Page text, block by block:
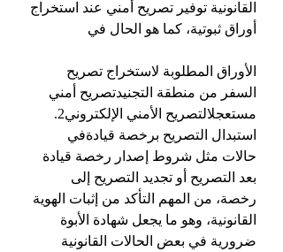
القانونية توفير تصريح أمني عند استخراج
أوراق ثبوتية، كما هو الحال في
الأوراق المطلوبة لاستخراج تصريح
السفر من منطقة التجنيدتصريح أمني
مستعجلالتصريح الأمني الإلكتروني2.
استبدال التصريح برخصة قيادةفي
حالات مثل شروط إصدار رخصة قيادة
بعد التصريح أو تجديد التصريح إلى
رخصة، من المهم التأكد من إثبات الهوية
القانونية، وهو ما يجعل شهادة الأبوة
ضرورية في بعض الحالات القانونية